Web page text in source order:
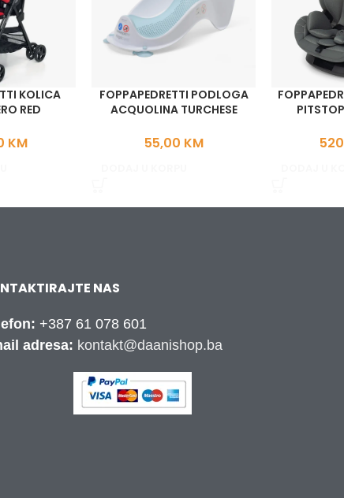
KOLICA
RED
KM
FOPPAPEDRETTI PODLOGA
ACQUOLINA TURCHESE
55,00 KM
NAS
+387 61 078 601
adresa: kontakt@daanishop.ba